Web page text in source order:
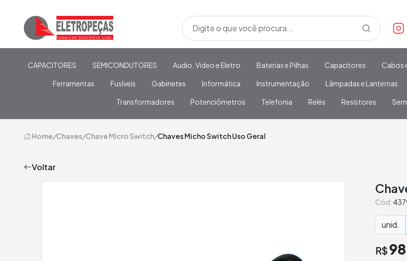
CAPACITORES SEMICONDUTORES Audio, Video e Eletro Baterias e Pilhas Capacitores Cabos
Ferramentas Fusíveis Gabinetes Informática Instrumentação Lâmpadas e Lanternas
Transformadores Potenciômetros Telefonia Relés Resistores
Home/Chaves/Chave Micro Switch/Chaves Micho Switch Uso Geral
Voltar
Cód:
unid.
R$